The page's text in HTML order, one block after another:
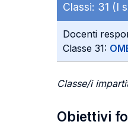
Classi: 31 (I
Docenti
Classe 31:
Classe/i
Obiettivi